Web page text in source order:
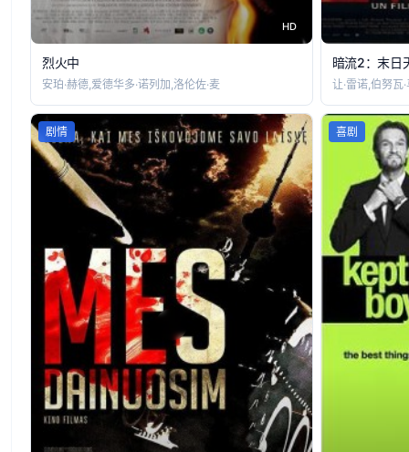
HD
烈火中
安珀·赫德,爱德华多·诺列加,洛伦佐·麦
暗流2：末日
让·雷诺,伯努瓦
剧情 喜剧